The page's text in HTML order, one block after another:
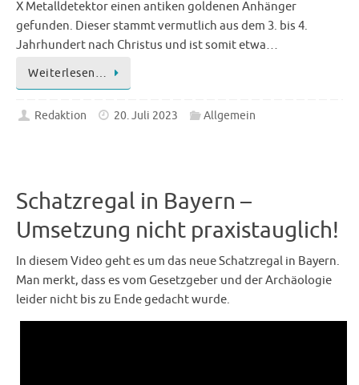
X Metalldetektor einen antiken goldenen Anhänger
gefunden. Dieser stammt vermutlich aus dem 3. bis 4.
Jahrhundert nach Christus und ist somit etwa…
Weiterlesen…
Redaktion 20. Juli 2023 Allgemein
Schatzregal in Bayern –
Umsetzung nicht praxistauglich!
In diesem Video geht es um das neue Schatzregal in Bayern.
Man merkt, dass es vom Gesetzgeber und der Archäologie
leider nicht bis zu Ende gedacht wurde.